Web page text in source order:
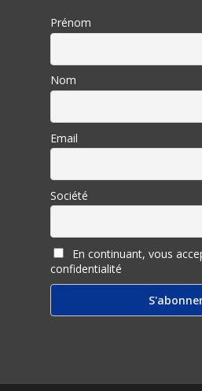
Prénom
Nom
Email
Société
En continuant, vous
confidentialité